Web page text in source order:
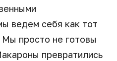
ведем себя как тот
Мы просто не готовы
превратились